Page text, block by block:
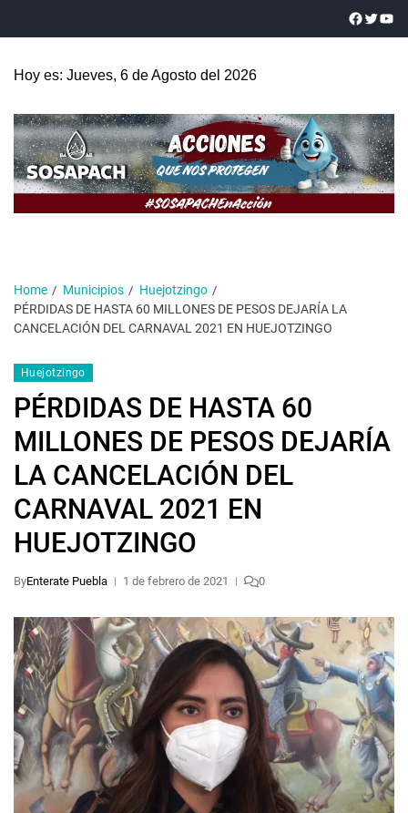
Hoy es: Jueves, 6 de Agosto del 2026
Home Municipios
Huejotzingo
PÉRDIDAS DE HASTA 60 MILLONES DE PESOS DEJARÍA LA
CANCELACIÓN DEL CARNAVAL 2021 EN HUEJOTZINGO
Huejotzingo
PÉRDIDAS DE HASTA 60
MILLONES DE PESOS DEJARÍA
LA CANCELACIÓN DEL
CARNAVAL 2021 EN
HUEJOTZINGO
ByEnterate Puebla 1 de febrero de 2021 0